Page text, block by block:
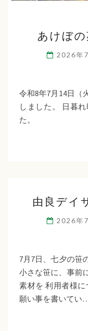
あけぼ
2026年
令和8年7月14日（
しました。 日暮
た。
由良デイ
2026年
7月7日、七夕の笹
小さな笹に、事前
素材を 利用者様
願い事を書いてい